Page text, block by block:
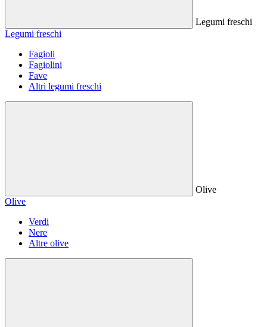
Legumi freschi
Legumi freschi
Fagioli
Fagiolini
Fave
Altri legumi freschi
Olive
Olive
Verdi
Nere
Altre olive